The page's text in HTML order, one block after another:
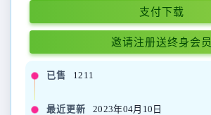
支付下载
邀请注册送终身会员
已售 1211
最近更新 2023年04月10日